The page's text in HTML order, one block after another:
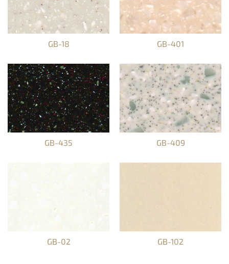
GB-18 GB-401
GB-435 GB-409
GB-02 GB-102